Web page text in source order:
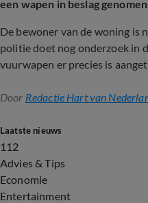
een wapen in beslag
De bewoner van de woning is
politie doet nog onderzoek in
vuurwapen er precies is
Door Redactie Hart van
Laatste nieuws
112
Advies & Tips
Economie
Entertainment